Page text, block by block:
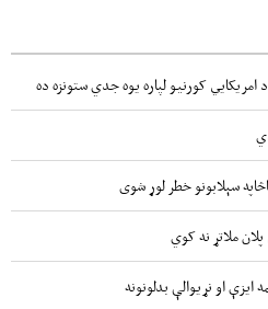
امریکایي کورنیو لپاره یوه جدي ستونزه ده
سېلابونو خطر لوړ شوی
ملاتړ نه کوي
او نړیوالې بدلونونه